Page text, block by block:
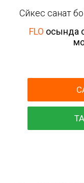
Сәйкес санат
FLO осында